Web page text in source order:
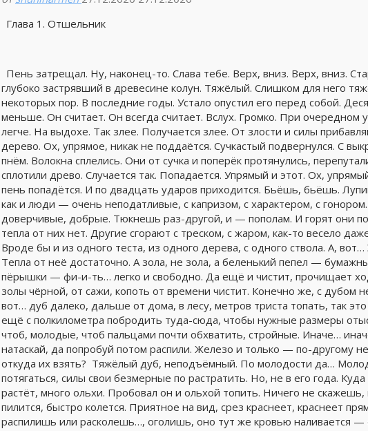
Глава 1. Отшельник
Пень затрещал. Ну, наконец-то. Слава тебе. Верх, вниз. Верх, вниз.
глубоко застрявший в древесине колун. Тяжёлый. Слишком для него
некоторых пор. В последние годы. Устало опустил его перед собой.
меньше. Он считает. Он всегда считает. Вслух. Громко. При очередном
легче. На выдохе. Так злее. Получается злее. От злости и силы
дерево. Ох, упрямое, никак не поддаётся. Сучкастый подвернулся. С
пнём. Волокна сплелись. Они от сучка и поперёк протянулись,
сплотили древо. Случается так. Попадается. Упрямый и этот. Ох,
пень попадётся. И по двадцать ударов приходится. Бьёшь, бьёшь.
как и люди — очень неподатливые, с капризом, с характером, с
доверчивые, добрые. Тюкнешь раз-другой, и — пополам. И горят они
тепла от них нет. Другие сгорают с треском, с жаром, как-то весело
Вроде бы и из одного теста, из одного дерева, с одного ствола. А,
Тепла от неё достаточно. А зола, не зола, а беленький пепел —
пёрышки — фи-и-ть… легко и свободно. Да ещё и чистит, прочищает
золы чёрной, от сажи, копоть от времени чистит. Конечно же, с дубом
вот… дуб далеко, дальше от дома, в лесу, метров триста топать, так
ещё с полкилометра побродить туда-сюда, чтобы нужные размеры
чтоб, молодые, чтоб пальцами почти обхватить, стройные. Иначе…
натаскай, да попробуй потом распили. Железо и только — по-другому
откуда их взять? Тяжёлый дуб, неподъёмный. По молодости да…
потягаться, силы свои безмерные по растратить. Но, не в его года.
растёт, много ольхи. Пробовал он и ольхой топить. Ничего не скажешь,
пилится, быстро колется. Приятное на вид, срез краснеет, краснеет
распилишь или расколешь…, оголишь, оно тут же кровью наливается —